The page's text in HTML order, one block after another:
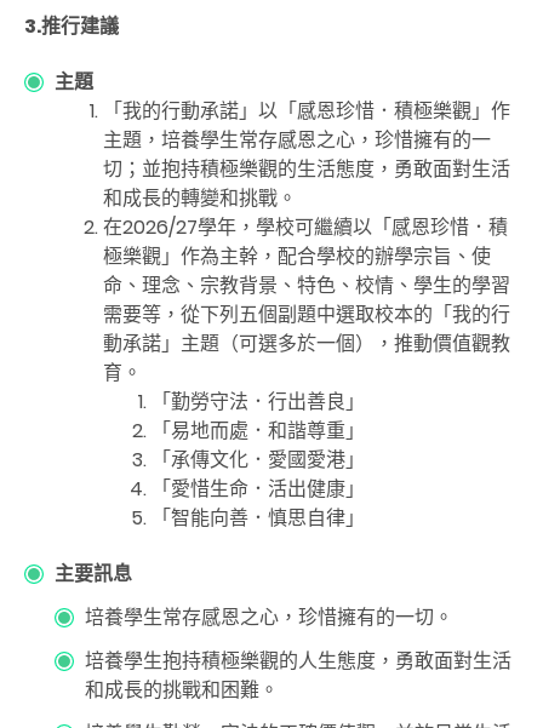
3.推行建議
主題
「我的行動承諾」以「感恩珍惜．積極樂觀」作
主題，培養學生常存感恩之心，珍惜擁有的一
切；並抱持積極樂觀的生活態度，勇敢面對生活
和成長的轉變和挑戰。
在2026/27學年，學校可繼續以「感恩珍惜．積
極樂觀」作為主幹，配合學校的辦學宗旨、使
命、理念、宗教背景、特色、校情、學生的學習
需要等，從下列五個副題中選取校本的「我的行
動承諾」主題（可選多於一個），推動價值觀教
育。
「勤勞守法．行出善良」
「易地而處．和諧尊重」
「承傳文化．愛國愛港」
「愛惜生命．活出健康」
「智能向善．慎思自律」
主要訊息
培養學生常存感恩之心，珍惜擁有的一切。
培養學生抱持積極樂觀的人生態度，勇敢面對生活
和成長的挑戰和困難。